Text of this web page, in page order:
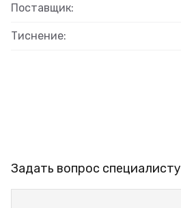
Поставщик:
Тиснение:
Задать вопрос специалисту